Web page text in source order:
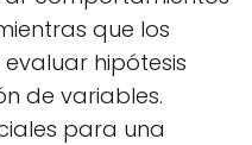
que los
hipótesis
de variables.
para una